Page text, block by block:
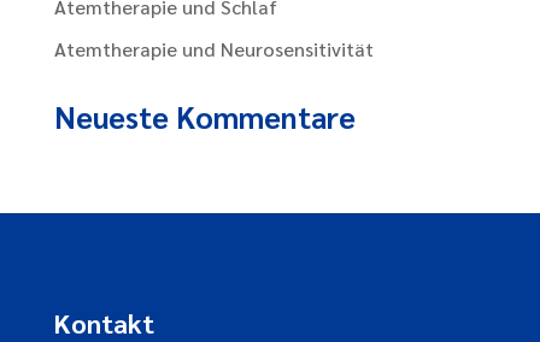
Atemtherapie und Schlaf
Atemtherapie und Neurosensitivität
Neueste Kommentare
Kontakt